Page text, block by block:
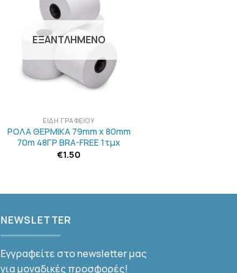
ΣΤΗΝ
ΛΊΣΤΑ
ΕΞΑΝΤΛΗΜΈΝΟ
ΕΊΔΗ ΓΡΑΦΕΊΟΥ
ΡΟΛΑ ΘΕΡΜΙΚΑ 79mm x 80mm
70m 48ΓΡ BRA-FREE 1τμχ
€1.50
NEWSLETTER
Εγγραφείτε στο newsletter μας
για μοναδικές προσφορές!